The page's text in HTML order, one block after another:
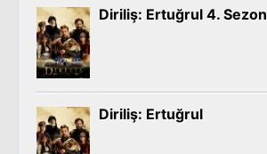
Diriliş: Ertuğrul 4. Sezon
Diriliş: Ertuğrul